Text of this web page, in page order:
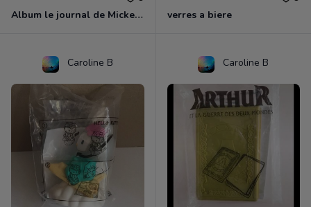
Album le journal de Mickey vintage ancien verres a biere
Caroline B Caroline B